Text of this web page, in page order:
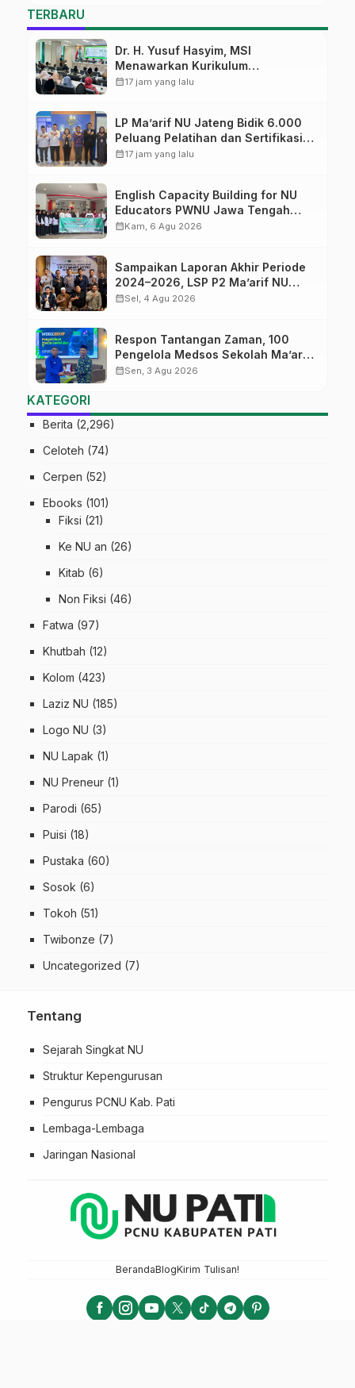
TERBARU
Dr. H. Yusuf Hasyim, MSI
Menawarkan Kurikulum
Diversifikasi, Harapan Baru dalam
calendar_month17 jam yang lalu
LP Ma’arif NU Jateng Bidik 6.000
Peluang Pelatihan dan Sertifikasi
bagi Lulusan SMK
calendar_month17 jam yang lalu
English Capacity Building for NU
Educators PWNU Jawa Tengah
Batch#4; Membuka Jalan Menuju
calendar_monthKam, 6 Agu 2026
Sampaikan Laporan Akhir Periode
2024–2026, LSP P2 Ma’arif NU
Jateng Mantapkan Sinergi Link and
calendar_monthSel, 4 Agu 2026
Respon Tantangan Zaman, 100
Pengelola Medsos Sekolah Ma’arif
Pekalongan Ikuti Pelatihan Literasi
calendar_monthSen, 3 Agu 2026
KATEGORI
Berita (2,296)
Celoteh (74)
Cerpen (52)
Ebooks (101)
Fiksi (21)
Ke NU an (26)
Kitab (6)
Non Fiksi (46)
Fatwa (97)
Khutbah (12)
Kolom (423)
Laziz NU (185)
Logo NU (3)
NU Lapak (1)
NU Preneur (1)
Parodi (65)
Puisi (18)
Pustaka (60)
Sosok (6)
Tokoh (51)
Twibonze (7)
Uncategorized (7)
Tentang
Sejarah Singkat NU
Struktur Kepengurusan
Pengurus PCNU Kab. Pati
Lembaga-Lembaga
Jaringan Nasional
BerandaBlogKirim Tulisan!